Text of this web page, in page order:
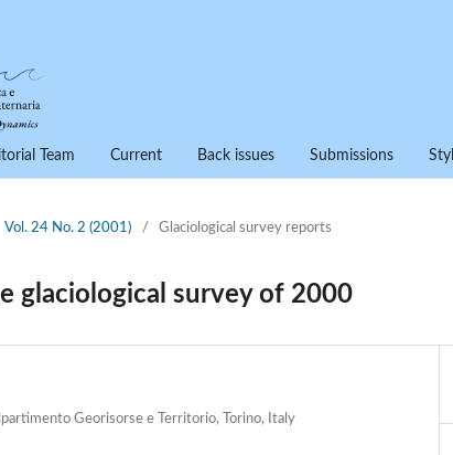
Team Current Back issues Submissions
Vol. 24 No. 2 (2001) / Glaciological survey reports
glaciological survey of 2000
Georisorse e Territorio, Torino, Italy